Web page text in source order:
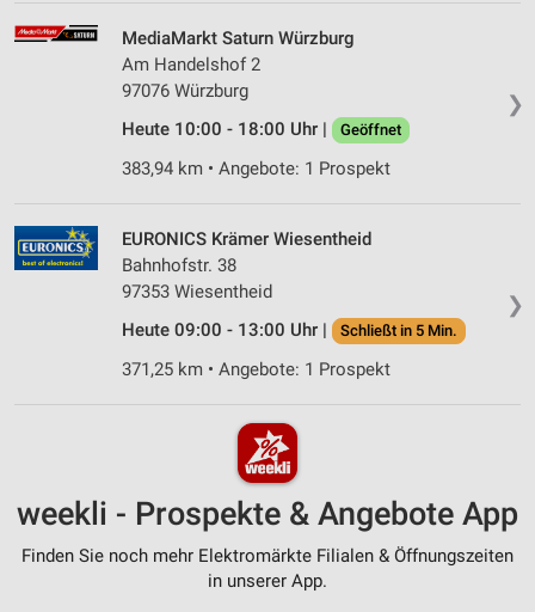
❯
MediaMarkt Saturn Würzburg
Am Handelshof 2
97076 Würzburg
Heute 10:00 - 18:00 Uhr |
Geöffnet
383,94 km • Angebote: 1 Prospekt
❯
EURONICS Krämer Wiesentheid
Bahnhofstr. 38
97353 Wiesentheid
Heute 09:00 - 13:00 Uhr |
Schließt in 5 Min.
371,25 km • Angebote: 1 Prospekt
weekli - Prospekte & Angebote App
Finden Sie noch mehr Elektromärkte Filialen & Öffnungszeiten
in unserer App.